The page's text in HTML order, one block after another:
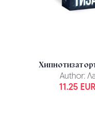
Author:
11.25